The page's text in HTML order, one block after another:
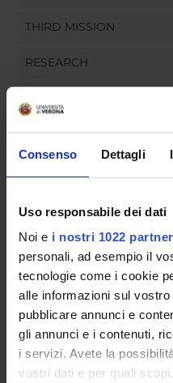
Consenso Dettagli
Uso responsabile dei dati
Noi e i nostri 1022 partner
personali, ad esempio il
tecnologie come i cookie
alle informazioni sul
pubblicare annunci e
gli annunci e i contenuti,
i servizi. Avete la
vostri dati e per quali
THIRD MISSION
RESEARCH
ASSIGNMENTS
ORGANISATION
GOVERNANCE
COMMITTEES
DEPARTMENT
STUDENT